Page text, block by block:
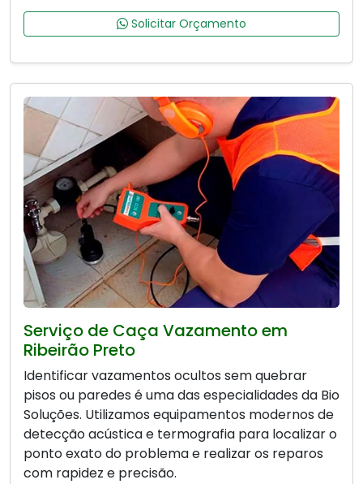
Solicitar Orçamento
Serviço de Caça Vazamento em
Ribeirão Preto
Identificar vazamentos ocultos sem quebrar
pisos ou paredes é uma das especialidades da Bio
Soluções. Utilizamos equipamentos modernos de
detecção acústica e termografia para localizar o
ponto exato do problema e realizar os reparos
com rapidez e precisão.